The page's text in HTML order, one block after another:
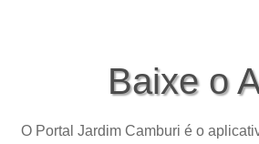
Baixe o
O Portal Jardim Camburi é o